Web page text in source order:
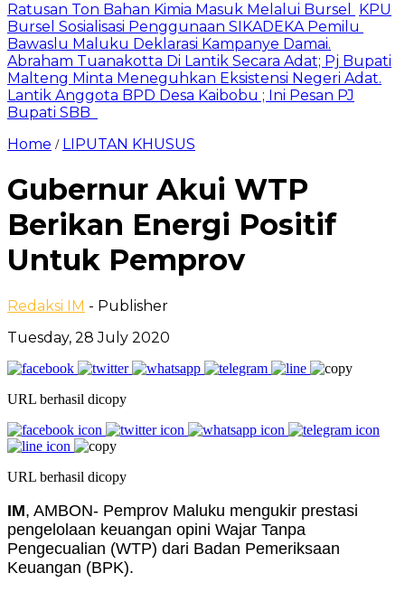
Ratusan Ton Bahan Kimia Masuk Melalui Bursel
KPU
Bursel Sosialisasi Penggunaan SIKADEKA Pemilu
Bawaslu Maluku Deklarasi Kampanye Damai.
Abraham Tuanakotta Di Lantik Secara Adat; Pj Bupati
Malteng Minta Meneguhkan Eksistensi Negeri Adat.
Lantik Anggota BPD Desa Kaibobu ; Ini Pesan PJ
Bupati SBB
Home / LIPUTAN KHUSUS
Gubernur Akui WTP
Berikan Energi Positif
Untuk Pemprov
Redaksi IM - Publisher
Tuesday, 28 July 2020
URL berhasil dicopy
URL berhasil dicopy
IM, AMBON- Pemprov Maluku mengukir prestasi
pengelolaan keuangan opini Wajar Tanpa
Pengecualian (WTP) dari Badan Pemeriksaan
Keuangan (BPK).